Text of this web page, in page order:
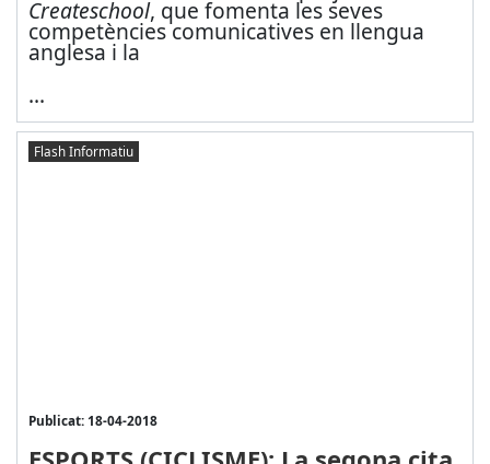
Createschool, que fomenta les seves
competències comunicatives en llengua
anglesa i la
...
Flash Informatiu
Publicat: 18-04-2018